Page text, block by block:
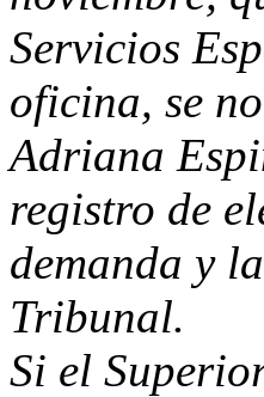
Servicios
oficina, se
Adriana
registro de
demanda y
Tribunal.
Si el